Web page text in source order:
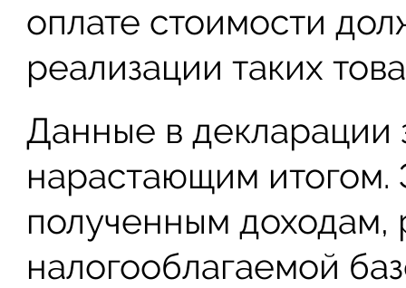
оплате стоимости
реализации таких
Данные в декларации
нарастающим итогом.
полученным доходам,
налогооблагаемой